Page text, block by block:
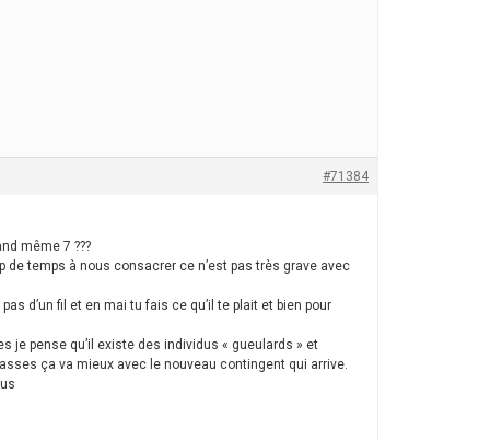
#71384
même 7 ???
temps à nous consacrer ce n’est pas très grave avec
d’un fil et en mai tu fais ce qu’il te plait et bien pour
je pense qu’il existe des individus « gueulards » et
ça va mieux avec le nouveau contingent qui arrive.